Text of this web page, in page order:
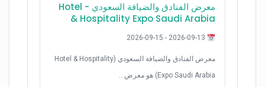
معرض الفنادق والضيافة السعودي - Hotel
& Hospitality Expo Saudi Arabia
معرض الفنادق والضيافة السعودي (Hotel & Hospitality
Expo Saudi Arabia) هو معرض…